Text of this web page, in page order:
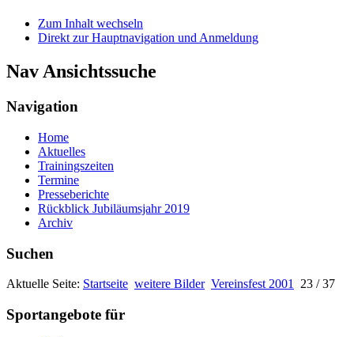
Zum Inhalt wechseln
Direkt zur Hauptnavigation und Anmeldung
Nav Ansichtssuche
Navigation
Home
Aktuelles
Trainingszeiten
Termine
Presseberichte
Rückblick Jubiläumsjahr 2019
Archiv
Suchen
Aktuelle Seite: Startseite weitere Bilder Vereinsfest 2001 23 / 37
Sportangebote für